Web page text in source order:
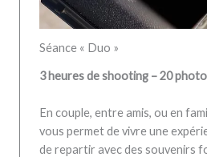
Séance « Duo »
3 heures de shooting – 20
En couple, entre amis, ou en
vous permet de vivre une
de repartir avec des souvenirs